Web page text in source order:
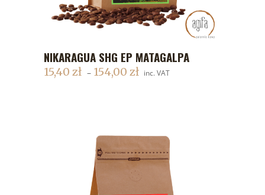
DODAJ DO KOSZYKA
NIKARAGUA SHG EP MATAGALPA
15,40 zł – 154,00 zł inc. VAT